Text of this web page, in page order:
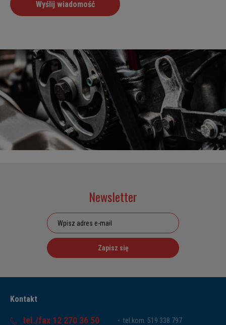
Newsletter
Zapisz się
Kontakt
tel./fax 12 270 36 50
tel.kom. 519 338 797